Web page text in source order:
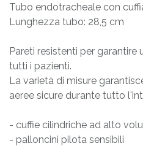
Tubo endotracheale con
Lunghezza tubo: 28,5 cm
Pareti resistenti per garantire
tutti i pazienti.
La varietà di misure
aeree sicure durante tutto
- cuffie cilindriche ad alto
- palloncini pilota sensibili